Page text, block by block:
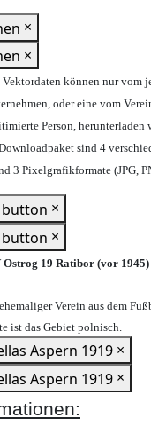
×
×
Vektordaten können nur vom
oder eine vom
Person,herunterladen
sind 4
3 Pixelgrafikformate (JPG,
×
×
Ostrog 19 Ratibor (vor 1945)
Verein aus dem
ist das Gebiet polnisch.
×
×